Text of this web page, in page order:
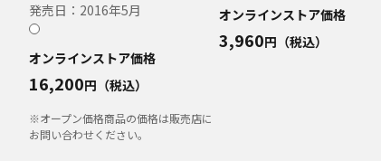
発売日： 2016年5月
オンラインストア価格
16,200円（税込）
※オープン価格商品の価格は販売店に
お問い合わせください。
オンラインストア価格
3,960円（税込）